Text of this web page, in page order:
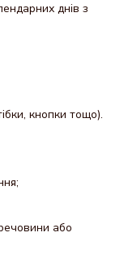
днів з
кнопки тощо).
або